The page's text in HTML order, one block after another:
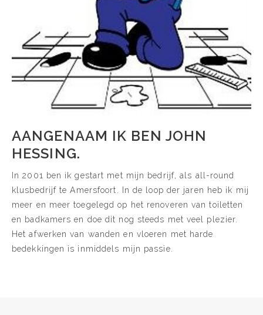
AANGENAAM IK BEN JOHN
HESSING.
In 2001 ben ik gestart met mijn bedrijf, als all-round
klusbedrijf te Amersfoort. In de loop der jaren heb ik mij
meer en meer toegelegd op het renoveren van toiletten
en badkamers en doe dit nog steeds met veel plezier.
Het afwerken van wanden en vloeren met harde
bedekkingen is inmiddels mijn passie.